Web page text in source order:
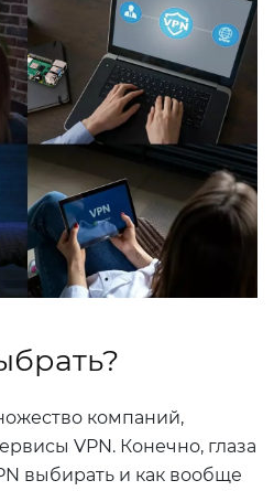
компаний,
VPN. Конечно, глаза
выбирать и как вообще